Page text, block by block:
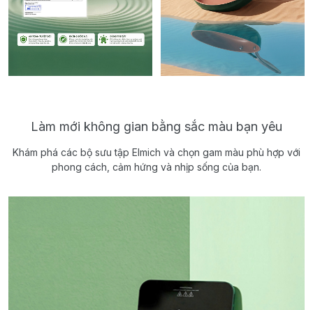
Làm mới không gian bằng sắc màu bạn yêu
Khám phá các bộ sưu tập Elmich và chọn gam màu phù hợp với
phong cách, cảm hứng và nhịp sống của bạn.